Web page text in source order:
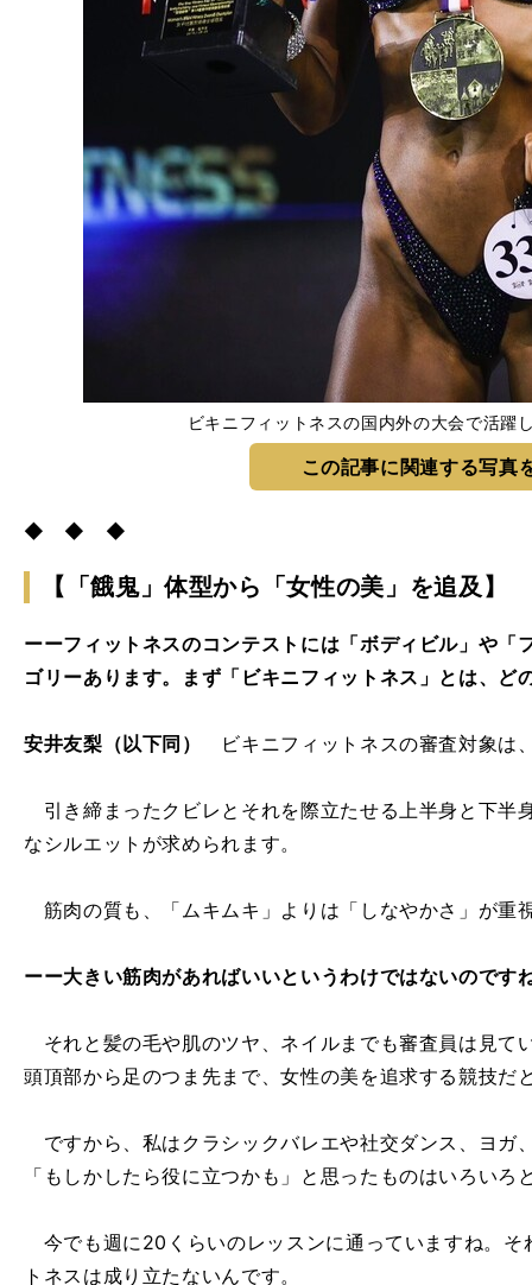
ビキニフィットネスの国内外の大会で活躍
この記事に関連する写真
◆ ◆ ◆
【「餓鬼」体型から「女性の美」を追及】
ーーフィットネスのコンテストには「ボディビル」や「
ゴリーあります。まず「ビキニフィットネス」とは、ど
安井友梨（以下同） ビキニフィットネスの審査対象は
引き締まったクビレとそれを際立たせる上半身と下半
なシルエットが求められます。
筋肉の質も、「ムキムキ」よりは「しなやかさ」が重
ーー大きい筋肉があればいいというわけではないのです
それと髪の毛や肌のツヤ、ネイルまでも審査員は見て
頭頂部から足のつま先まで、女性の美を追求する競技だ
ですから、私はクラシックバレエや社交ダンス、ヨガ
「もしかしたら役に立つかも」と思ったものはいろいろ
今でも週に20くらいのレッスンに通っていますね。そ
トネスは成り立たないんです。